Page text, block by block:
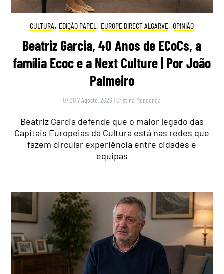
CULTURA, EDIÇÃO PAPEL , EUROPE DIRECT ALGARVE, OPINIÃO
Beatriz Garcia, 40 Anos de ECoCs, a
família Ecoc e a Next Culture | Por João
Palmeiro
07:30 7 Agosto, 2026 | Cristina Mendonça
Beatriz Garcia defende que o maior legado das
Capitais Europeias da Cultura está nas redes que
fazem circular experiência entre cidades e
equipas